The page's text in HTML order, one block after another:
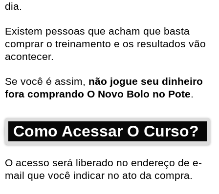
dia.
Existem pessoas que acham que basta
comprar o treinamento e os resultados vão
acontecer.
Se você é assim, não jogue seu dinheiro
fora comprando O Novo Bolo no Pote.
Como Acessar O Curso?
O acesso será liberado no endereço de e-
mail que você indicar no ato da compra.